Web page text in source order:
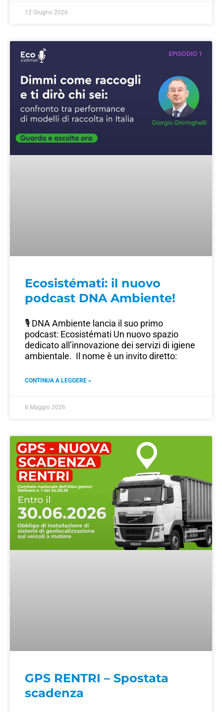
12 Giugno 2026
Ecosistémati: il nuovo
podcast DNA Ambiente!
🎙️ DNA Ambiente lancia il suo primo
podcast: Ecosistémati Un nuovo spazio
dedicato all’innovazione dei servizi di igiene
ambientale. Il nome è un invito diretto:
CONTINUA A LEGGERE »
8 Maggio 2026
GPS RENTRI – Spostata
scadenza